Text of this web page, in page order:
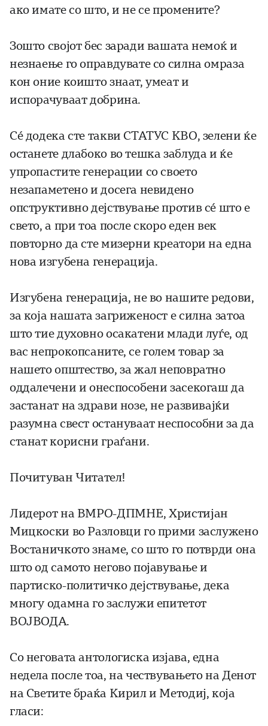
ако имате со што, и не се промените?
Зошто својот бес заради вашата немоќ и
незнаење го оправдувате со силна омраза
кон оние коишто знаат, умеат и
испорачуваат добрина.
Сé додека сте такви СТАТУС КВО, зелени ќе
останете длабоко во тешка заблуда и ќе
упропастите генерации со своето
незапаметено и досега невидено
опструктивно дејствување против сé што е
свето, а при тоа после скоро еден век
повторно да сте мизерни креатори на една
нова изгубена генерација.
Изгубена генерација, не во нашите редови,
за која нашата загриженост е силна затоа
што тие духовно осакатени млади луѓе, од
вас непрокопсаните, се голем товар за
нашето општество, за жал неповратно
оддалечени и онеспособени засекогаш да
застанат на здрави нозе, не развивајќи
разумна свест остануваат неспособни за да
станат корисни граѓани.
Почитуван Читател!
Лидерот на ВМРО-ДПМНЕ, Христијан
Мицкоски во Разловци го прими заслужено
Востаничкото знаме, со што го потврди она
што од самото негово појавување и
партиско-политичко дејствување, дека
многу одамна го заслужи епитетот
ВОЈВОДА.
Со неговата антологиска изјава, една
недела после тоа, на чествувањето на Денот
на Светите браќа Кирил и Методиј, која
гласи: